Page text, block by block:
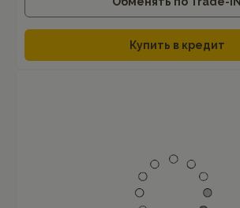
Купить в кредит